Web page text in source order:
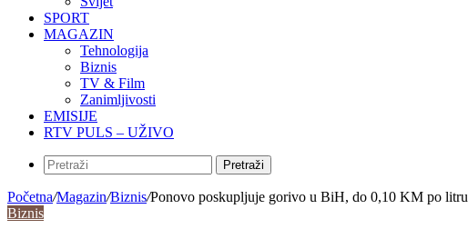
SPORT
MAGAZIN
Tehnologija
Biznis
TV & Film
Zanimljivosti
EMISIJE
RTV PULS – UŽIVO
Pretraži
Početna/Magazin/Biznis/Ponovo poskupljuje gorivo u BiH, do 0,10 KM po litru
Biznis